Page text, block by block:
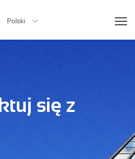
Polski 
się z